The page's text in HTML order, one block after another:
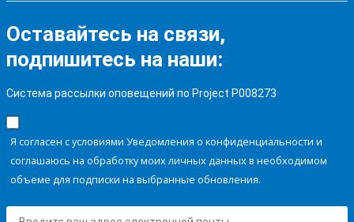
Оставайтесь на связи,
подпишитесь на наши:
Система рассылки оповещений по Project P008273
Я согласен с условиями Уведомления о конфиденциальности и
соглашаюсь на обработку моих личных данных в необходимом
объеме для подписки на выбранные обновления.